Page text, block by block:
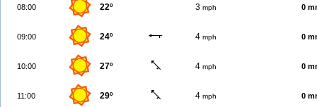
08:00 22º 3 mph 0
09:00 24º 4 mph 0
10:00 27º 4 mph 0
11:00 29º 4 mph 0